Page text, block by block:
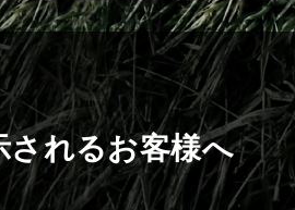
れるお客様へ